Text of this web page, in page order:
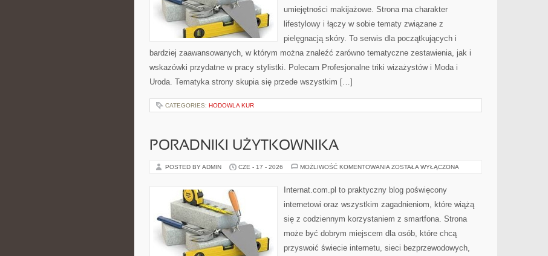
umiejętności makijażowe. Strona ma charakter
lifestylowy i łączy w sobie tematy związane z
pielęgnacją skóry. To serwis dla początkujących i
bardziej zaawansowanych, w którym można znaleźć zarówno tematyczne zestawienia, jak i
wskazówki przydatne w pracy stylistki. Polecam Profesjonalne triki wizażystów i Moda i
Uroda. Tematyka strony skupia się przede wszystkim […]
CATEGORIES: HODOWLA KUR
PORADNIKI UŻYTKOWNIKA
POSTED BY ADMIN CZE - 17 - 2026 MOŻLIWOŚĆ KOMENTOWANIA PORADNIKI
ZOSTAŁA WYŁĄCZONA
Internat.com.pl to praktyczny blog poświęcony
internetowi oraz wszystkim zagadnieniom, które wiążą
się z codziennym korzystaniem z smartfona. Strona
może być dobrym miejscem dla osób, które chcą
przyswoić świecie internetu, sieci bezprzewodowych,